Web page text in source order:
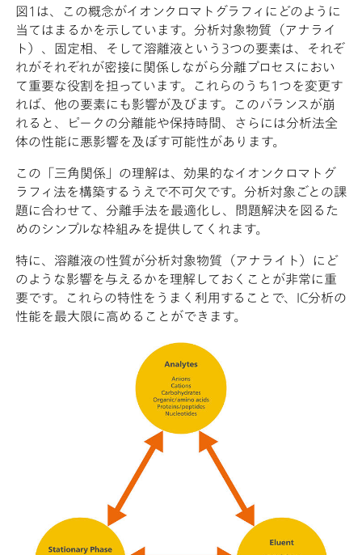
図1は、この概念がイオンクロマトグラフィにどのように
当てはまるかを示しています。分析対象物質（アナライ
ト）、固定相、そして溶離液という3つの要素は、それぞ
れがそれぞれが密接に関係しながら分離プロセスにおい
て重要な役割を担っています。これらのうち1つを変更す
れば、他の要素にも影響が及びます。このバランスが崩
れると、ピークの分離能や保持時間、さらには分析法全
体の性能に悪影響を及ぼす可能性があります。
この「三角関係」の理解は、効果的なイオンクロマトグ
ラフィ法を構築するうえで不可欠です。分析対象ごとの課
題に合わせて、分離手法を最適化し、問題解決を図るた
めのシンプルな枠組みを提供してくれます。
特に、溶離液の性質が分析対象物質（アナライト）にど
のような影響を与えるかを理解しておくことが非常に重
要です。これらの特性をうまく利用することで、IC分析の
性能を最大限に高めることができます。